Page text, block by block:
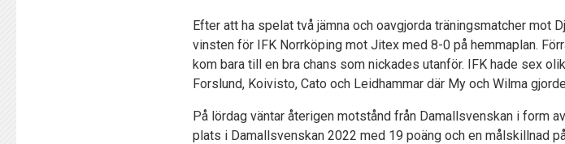
Efter att ha spelat två jämna och oavgjorda träningsmatcher mot
vinsten för IFK Norrköping mot Jitex med 8-0 på hemmaplan.
kom bara till en bra chans som nickades utanför. IFK hade sex
Forslund, Koivisto, Cato och Leidhammar där My och Wilma
På lördag väntar återigen motstånd från Damallsvenskan i form
plats i Damallsvenskan 2022 med 19 poäng och en målskillnad